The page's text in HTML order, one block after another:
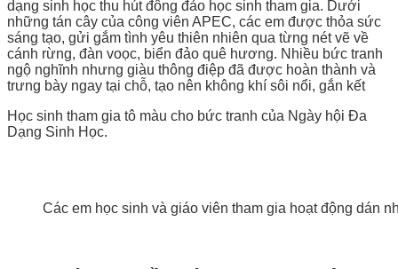
dạng sinh học thu hút đông đảo học sinh tham gia. Dưới
những tán cây của công viên APEC, các em được thỏa sức
sáng tạo, gửi gắm tình yêu thiên nhiên qua từng nét vẽ về
cánh rừng, đàn voọc, biển đảo quê hương. Nhiều bức tranh
ngộ nghĩnh nhưng giàu thông điệp đã được hoàn thành và
trưng bày ngay tại chỗ, tạo nên không khí sôi nổi, gắn kết
Học sinh tham gia tô màu cho bức tranh của Ngày hội Đa
Dạng Sinh Học.
Các em học sinh và giáo viên tham gia hoạt động dán